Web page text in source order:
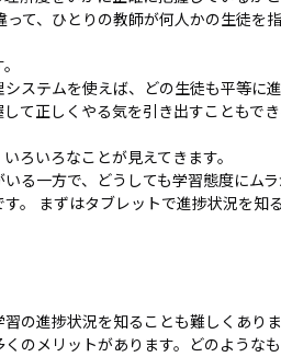
て、ひとりの教師が何人かの生徒を
ステムを使えば、どの生徒も平等
て正しくやる気を引き出すこともでき
ろいろなことが見えてきます。
る一方で、どうしても学習態度に
。 まずはタブレットで進捗状況を知
の進捗状況を知ることも難しくありま
のメリットがあります。どのような